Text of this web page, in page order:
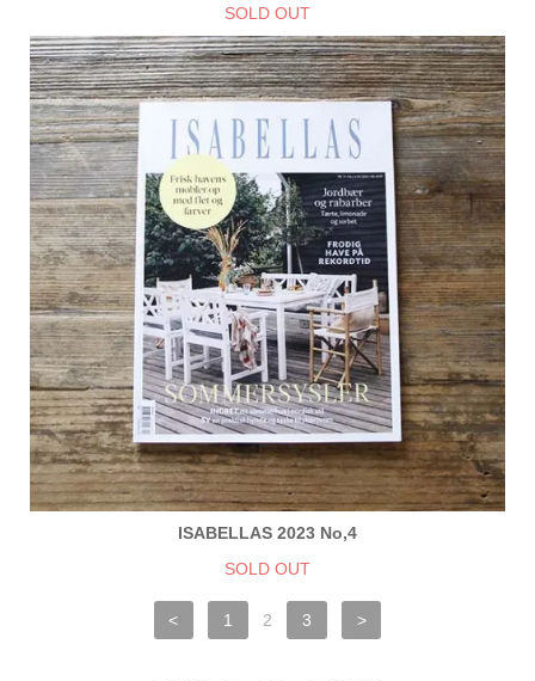
SOLD OUT
ISABELLAS 2023 No,4
SOLD OUT
< 1 2 3 >